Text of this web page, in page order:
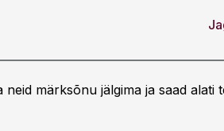
neid märksõnu jälgima ja saad alati